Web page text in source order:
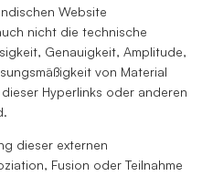
Website
nicht die technische
Genauigkeit, Amplitude,
von Material
Hyperlinks oder anderen
dieser externen
Fusion oder Teilnahme